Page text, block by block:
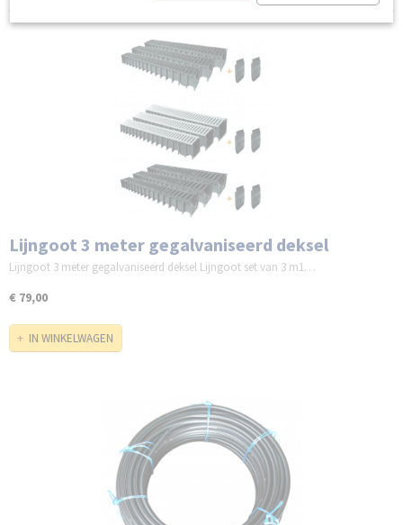
Lijngoot 3 meter gegalvaniseerd deksel
Lijngoot 3 meter gegalvaniseerd deksel Lijngoot set van 3 m1…
€ 79,00
IN WINKELWAGEN